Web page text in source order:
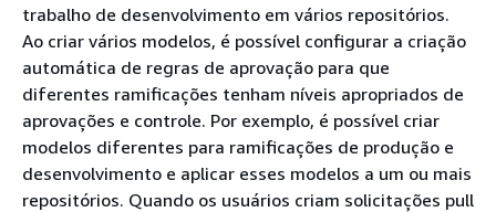
trabalho de desenvolvimento em vários repositórios.
Ao criar vários modelos, é possível configurar a criação
automática de regras de aprovação para que
diferentes ramificações tenham níveis apropriados de
aprovações e controle. Por exemplo, é possível criar
modelos diferentes para ramificações de produção e
desenvolvimento e aplicar esses modelos a um ou mais
repositórios. Quando os usuários criam solicitações pull